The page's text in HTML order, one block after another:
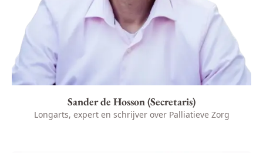
Sander de Hosson (Secretaris)
Longarts, expert en schrijver over Palliatieve Zorg